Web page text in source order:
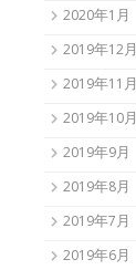
2020年1月
2019年12月
2019年11月
2019年10月
2019年9月
2019年8月
2019年7月
2019年6月